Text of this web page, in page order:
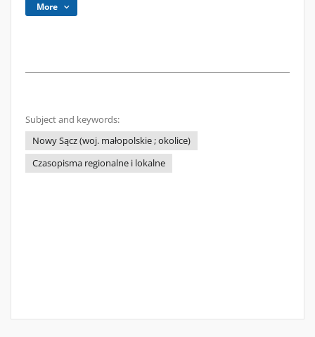
More
Subject and keywords:
Nowy Sącz (woj. małopolskie ; okolice)
Czasopisma regionalne i lokalne